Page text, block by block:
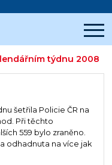
týdnu 2008
šetřila Policie ČR na
Při těchto
559 bylo zraněno.
odhadnuta na více jak